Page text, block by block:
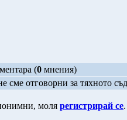
(0 мнения)
сме отговорни за тяхното
моля регистрирай се.